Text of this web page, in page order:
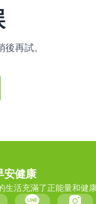
再試。
安健康
生活充滿了正能量和健